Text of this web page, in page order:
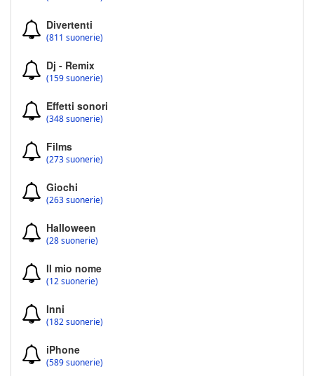
Divertenti
(811 suonerie)
Dj - Remix
(159 suonerie)
Effetti sonori
(348 suonerie)
Films
(273 suonerie)
Giochi
(263 suonerie)
Halloween
(28 suonerie)
Il mio nome
(12 suonerie)
Inni
(182 suonerie)
iPhone
(589 suonerie)